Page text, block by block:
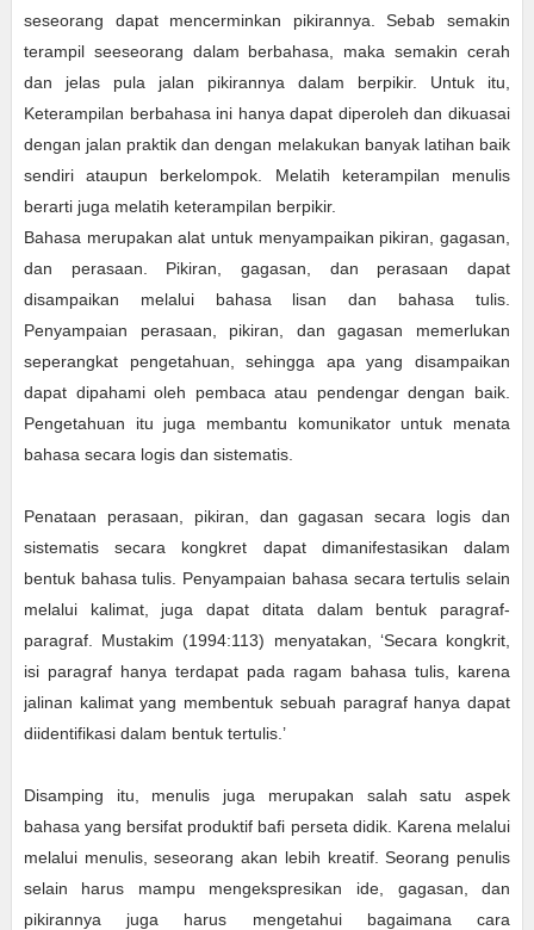
seseorang dapat mencerminkan pikirannya. Sebab semakin
terampil seeseorang dalam berbahasa, maka semakin cerah
dan jelas pula jalan pikirannya dalam berpikir. Untuk itu,
Keterampilan berbahasa ini hanya dapat diperoleh dan dikuasai
dengan jalan praktik dan dengan melakukan banyak latihan baik
sendiri ataupun berkelompok. Melatih keterampilan menulis
berarti juga melatih keterampilan berpikir.
Bahasa merupakan alat untuk menyampaikan pikiran, gagasan,
dan perasaan. Pikiran, gagasan, dan perasaan dapat
disampaikan melalui bahasa lisan dan bahasa tulis.
Penyampaian perasaan, pikiran, dan gagasan memerlukan
seperangkat pengetahuan, sehingga apa yang disampaikan
dapat dipahami oleh pembaca atau pendengar dengan baik.
Pengetahuan itu juga membantu komunikator untuk menata
bahasa secara logis dan sistematis.
Penataan perasaan, pikiran, dan gagasan secara logis dan
sistematis secara kongkret dapat dimanifestasikan dalam
bentuk bahasa tulis. Penyampaian bahasa secara tertulis selain
melalui kalimat, juga dapat ditata dalam bentuk paragraf-
paragraf. Mustakim (1994:113) menyatakan, ‘Secara kongkrit,
isi paragraf hanya terdapat pada ragam bahasa tulis, karena
jalinan kalimat yang membentuk sebuah paragraf hanya dapat
diidentifikasi dalam bentuk tertulis.’
Disamping itu, menulis juga merupakan salah satu aspek
bahasa yang bersifat produktif bafi perseta didik. Karena melalui
melalui menulis, seseorang akan lebih kreatif. Seorang penulis
selain harus mampu mengekspresikan ide, gagasan, dan
pikirannya juga harus mengetahui bagaimana cara